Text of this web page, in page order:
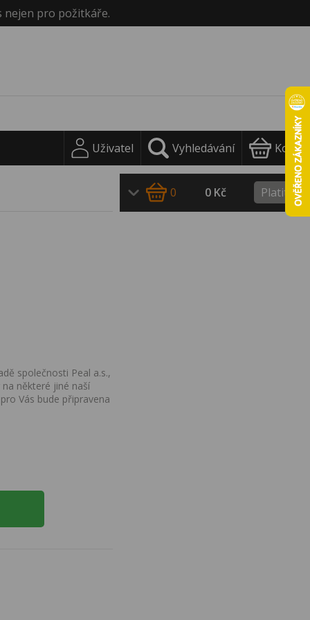
nejen pro požitkáře.
Uživatel Vyhledávání Košík
společnosti Peal a.s.,
některé jiné naší
Vás bude připravena
0 0 Kč Platit